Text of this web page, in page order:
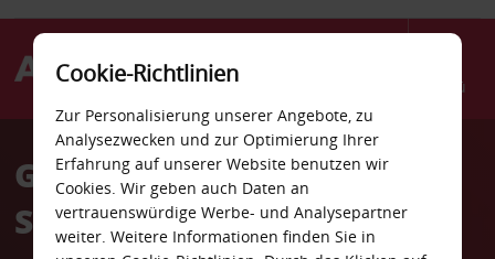
Menü
Gratis Upgrade für Ihren
Sommer in Dänemark
Cookie-Richtlinien
Zur Personalisierung unserer Angebote, zu
Analysezwecken und zur Optimierung Ihrer
Erfahrung auf unserer Website benutzen wir
Cookies. Wir geben auch Daten an
vertrauenswürdige Werbe- und Analysepartner
weiter. Weitere Informationen finden Sie in